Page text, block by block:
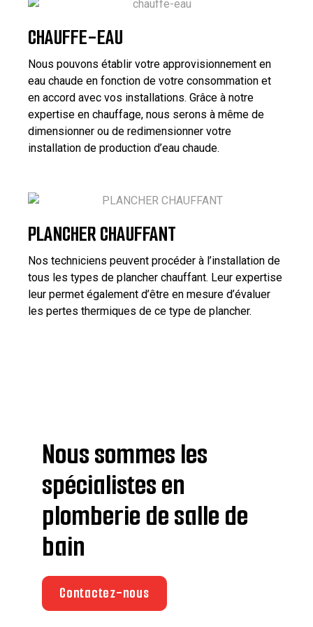
CHAUFFE-EAU
Nous pouvons établir votre approvisionnement en
eau chaude en fonction de votre consommation et
en accord avec vos installations. Grâce à notre
expertise en chauffage, nous serons à même de
dimensionner ou de redimensionner votre
installation de production d’eau chaude.
PLANCHER CHAUFFANT
Nos techniciens peuvent procéder à l’installation de
tous les types de plancher chauffant. Leur expertise
leur permet également d’être en mesure d’évaluer
les pertes thermiques de ce type de plancher.
Nous sommes les
spécialistes en
plomberie de salle de
bain
Contactez-nous